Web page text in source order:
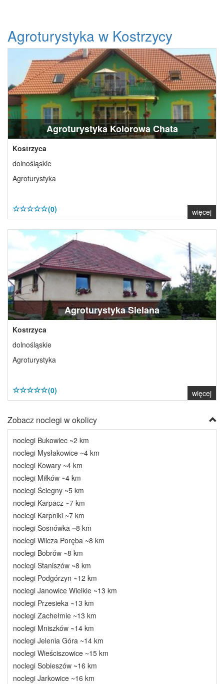
Agroturystyka w Kostrzycy
Agroturystyka Kolorowa Chata
Kostrzyca
dolnośląskie
Agroturystyka
(0) więcej
Agroturystyka Sielana
Kostrzyca
dolnośląskie
Agroturystyka
(0) więcej
Zobacz noclegi w okolicy
noclegi Bukowiec ~2 km
noclegi Mysłakowice ~4 km
noclegi Kowary ~4 km
noclegi Miłków ~4 km
noclegi Ściegny ~5 km
noclegi Karpacz ~7 km
noclegi Karpniki ~7 km
noclegi Sosnówka ~8 km
noclegi Wilcza Poręba ~8 km
noclegi Bobrów ~8 km
noclegi Staniszów ~8 km
noclegi Podgórzyn ~12 km
noclegi Janowice Wielkie ~13 km
noclegi Przesieka ~13 km
noclegi Zachełmie ~13 km
noclegi Mniszków ~14 km
noclegi Jelenia Góra ~14 km
noclegi Wieściszowice ~15 km
noclegi Sobieszów ~16 km
noclegi Jarkowice ~16 km